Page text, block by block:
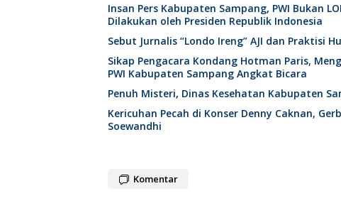
Insan Pers Kabupaten Sampang, PWI Bukan
Dilakukan oleh Presiden Republik Indonesia
Sebut Jurnalis “Londo Ireng” AJI dan Praktisi
Sikap Pengacara Kondang Hotman Paris,
PWI Kabupaten Sampang Angkat Bicara
Penuh Misteri, Dinas Kesehatan Kabupaten
Kericuhan Pecah di Konser Denny Caknan,
Soewandhi
Komentar